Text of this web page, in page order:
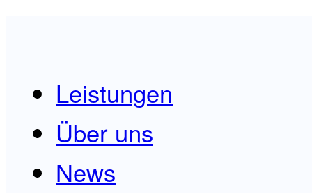
Leistungen
Über uns
News